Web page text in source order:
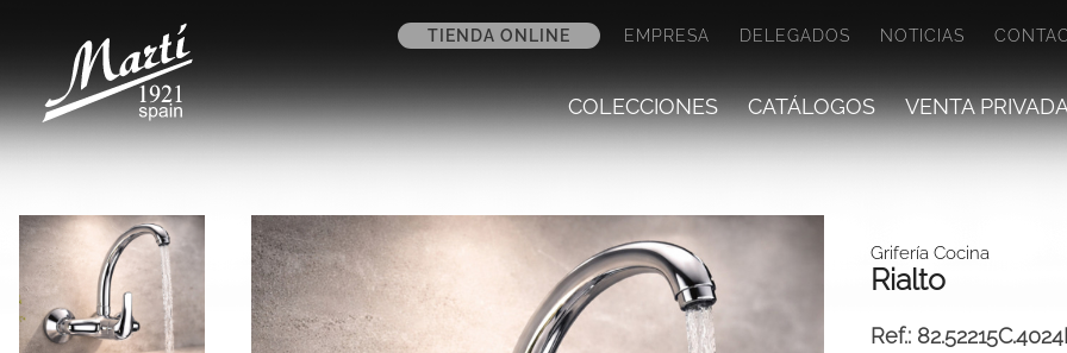
TIENDA ONLINE EMPRESA DELEGADOS NOTICIAS
COLECCIONES CATÁLOGOS VENTA
Grifería Cocina
Rialto
Ref.: